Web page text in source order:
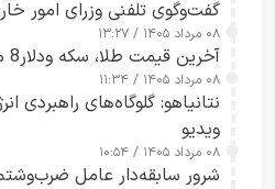
گفت‌وگوی تلفنی وزرای امور
۰۸ مرداد ۱۴۰۵ / ۱۳:۲۷
آخرین قیمت طلا، سکه ودلار8 مرداد1405
۰۸ مرداد ۱۴۰۵ / ۱۱:۳۴
نتانیاهو: گلوگاه‌های راهبردی
ویدیو
۰۸ مرداد ۱۴۰۵ / ۱۰:۵۴
شرور سابقه‌دار عامل